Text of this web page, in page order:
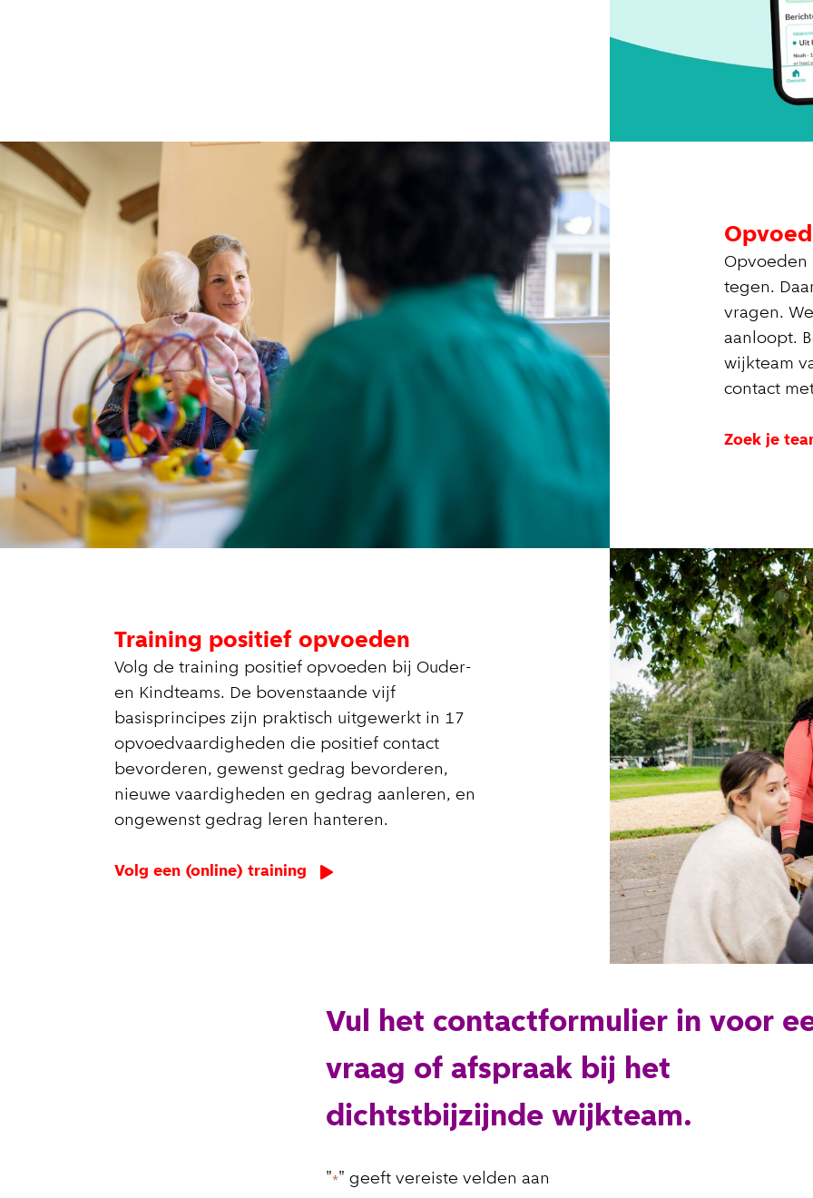
Opvoeden
tegen.
vragen.
aanloopt.
wijkteam
contact
Zoek je
Training positief opvoeden
Volg de training positief opvoeden bij Ouder-
en Kindteams. De bovenstaande vijf
basisprincipes zijn praktisch uitgewerkt in 17
opvoedvaardigheden die positief contact
bevorderen, gewenst gedrag bevorderen,
nieuwe vaardigheden en gedrag aanleren, en
ongewenst gedrag leren hanteren.
Volg een (online) training
Vul het contactformulier in voor
vraag of afspraak bij het
dichtstbijzijnde wijkteam.
"*" geeft vereiste velden aan